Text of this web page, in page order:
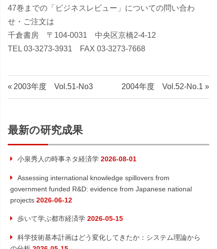
47巻までの「ビジネスレビュー」についての問い合わ
せ・ご注文は
千倉書房 〒104-0031 中央区京橋2-4-12
TEL 03-3273-3931 FAX 03-3273-7668
投
ナ
ビ
ー
シ
ョ
前
の
事:
2003年度 Vol.51-No3
次
の
2004年度 Vol.52-No.1
最新の研究成果
小泉秀人の時事ネタ経済学 2026-08-01
Assessing international knowledge spillovers from
government funded R&D: evidence from Japanese national
projects 2026-06-12
歩いて学ぶ都市経済学 2026-05-15
科学技術基本計画はどう変化してきたか：システム理論から